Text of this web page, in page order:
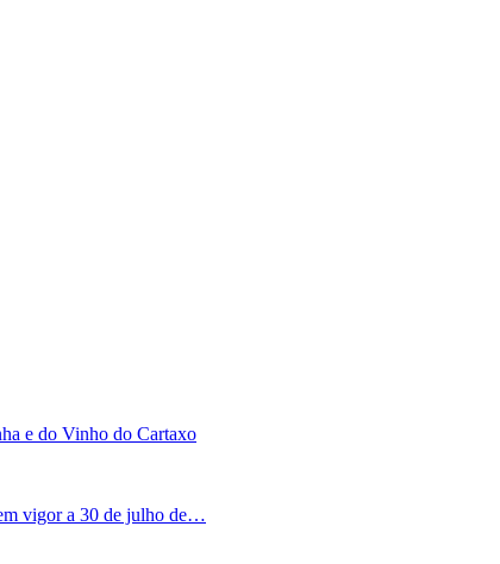
e do Vinho do Cartaxo
vigor a 30 de julho de…